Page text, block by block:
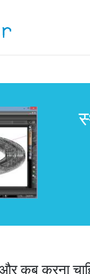
कब करना